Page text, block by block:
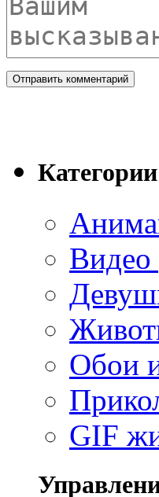
Категории
Видео
Обои
GIF